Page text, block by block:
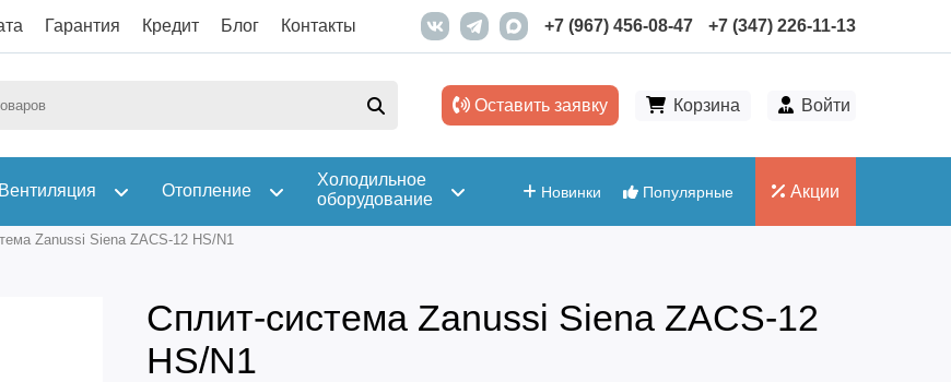
Гарантия Кредит Блог Контакты +7 (967) 456-08-47 +7 (347) 226-11-13
Оставить заявку Корзина Войти
Новинки Популярные Акции
Вентиляция Отопление
Холодильное
оборудование
Zanussi Siena ZACS-12 HS/N1
Сплит-система Zanussi Siena ZACS-12
HS/N1